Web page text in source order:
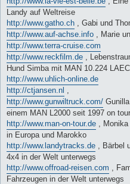
Landy auf Weltreise
http://www.gatho.ch , Gabi und
http://www.auf-achse.info , Marie
http://www.terra-cruise.com
http://www.reckfilm.de ,
Hund Simba mit MAN 10.224
http://www.uhlich-online.de
http://ctjansen.nl
http://www.gunwiltruck.com/
einem MAN L2000 seit 1997 on tour
http://www.man-on-tour.de ,
in Europa und Marokko
http://www.landytracks.de , Bärbel
4x4 in der Welt unterwegs
http://www.offroad-reisen.com ,
Fahrzeugen in der Welt unterwegs